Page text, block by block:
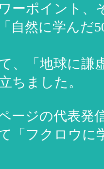
ーポイント、
自然に学んだ
、「地球に謙
ちました。
ージの代表発
「フクロウに